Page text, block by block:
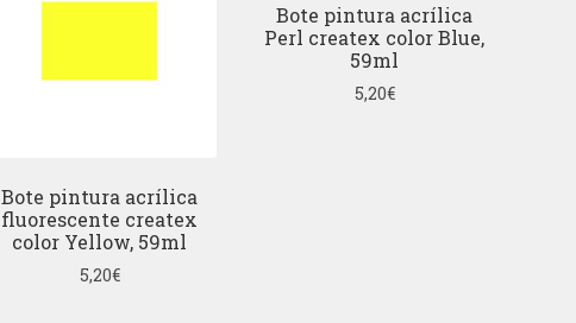
Bote pintura acrílica
fluorescente createx
color Yellow, 59ml
5,20€
Bote pintura acrílica
Perl createx color Blue,
59ml
5,20€